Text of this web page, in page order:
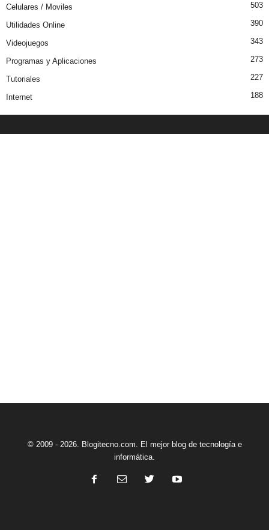
Celulares / Moviles 503
Utilidades Online 390
Videojuegos 343
Programas y Aplicaciones 273
Tutoriales 227
Internet 188
© 2009 - 2026. Blogitecno.com. El mejor blog de tecnología e
informática.